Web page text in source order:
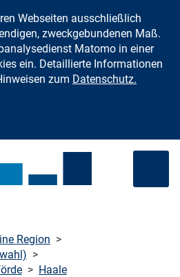
Zum Inhalt springen
Webseiten ausschließlich
zweckgebundenen Maß.
Matomo in einer
ein. Detaillierte Informationen
zum Datenschutz.
Region >
>
> Haale